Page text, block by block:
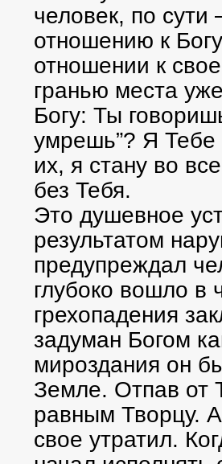
человек, по сути
отношению к
отношении к
гранью места
Богу: Ты
умрешь”? Я Тебе
их, я стану во
без Тебя.
Это душевное
результатом
предупреждал
глубоко вошло в
грехопадения
задуман Богом
мироздания он
Земле. Отпав от
равным Творцу.
свое утратил.